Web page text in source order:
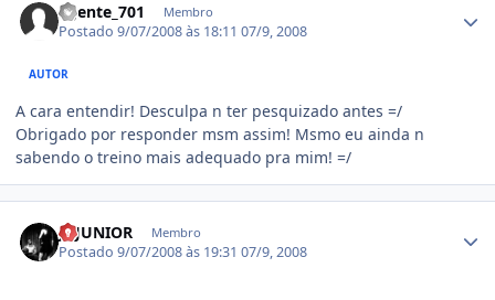
agente_701 Membro
Postado9/07/2008 às 18:1107/9, 2008
AUTOR
A cara entendir! Desculpa n ter pesquizado antes =/
Obrigado por responder msm assim! Msmo eu ainda n
sabendo o treino mais adequado pra mim! =/
JJ-JUNIOR Membro
Postado9/07/2008 às 19:3107/9, 2008